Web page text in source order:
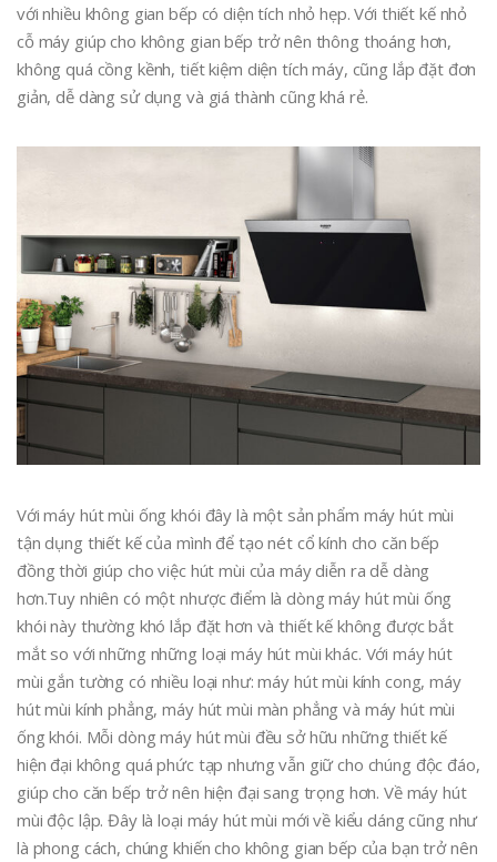
với nhiều không gian bếp có diện tích nhỏ hẹp. Với thiết kế nhỏ
cỗ máy giúp cho không gian bếp trở nên thông thoáng hơn,
không quá cồng kềnh, tiết kiệm diện tích máy, cũng lắp đặt đơn
giản, dễ dàng sử dụng và giá thành cũng khá rẻ.
Với máy hút mùi ống khói đây là một sản phẩm máy hút mùi
tận dụng thiết kế của mình để tạo nét cổ kính cho căn bếp
đồng thời giúp cho việc hút mùi của máy diễn ra dễ dàng
hơn.Tuy nhiên có một nhược điểm là dòng máy hút mùi ống
khói này thường khó lắp đặt hơn và thiết kế không được bắt
mắt so với những những loại máy hút mùi khác. Với máy hút
mùi gắn tường có nhiều loại như: máy hút mùi kính cong, máy
hút mùi kính phẳng, máy hút mùi màn phẳng và máy hút mùi
ống khói. Mỗi dòng máy hút mùi đều sở hữu những thiết kế
hiện đại không quá phức tạp nhưng vẫn giữ cho chúng độc đáo,
giúp cho căn bếp trở nên hiện đại sang trọng hơn. Về máy hút
mùi độc lập. Đây là loại máy hút mùi mới về kiểu dáng cũng như
là phong cách, chúng khiến cho không gian bếp của bạn trở nên